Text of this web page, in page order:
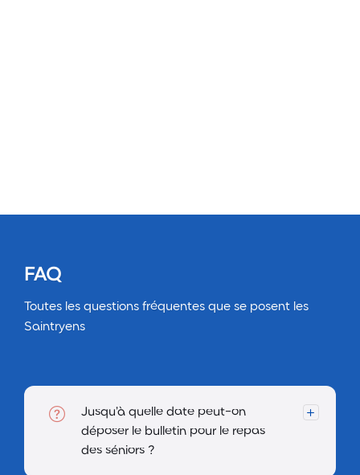
FAQ
Toutes les questions fréquentes que se posent les
Saintryens
Jusqu’à quelle date peut-on
déposer le bulletin pour le repas
des séniors ?